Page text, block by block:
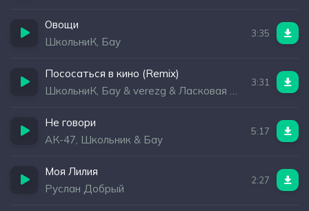
Овощи
ШкольниК, Бау
3:35
Пососаться в кинo (Remix)
ШкольниК, Бау & verezg & Ласковая Лилия
3:31
Не говори
АК-47, Школьник & Бау
5:17
Моя Лилия
Руслан Добрый
2:27